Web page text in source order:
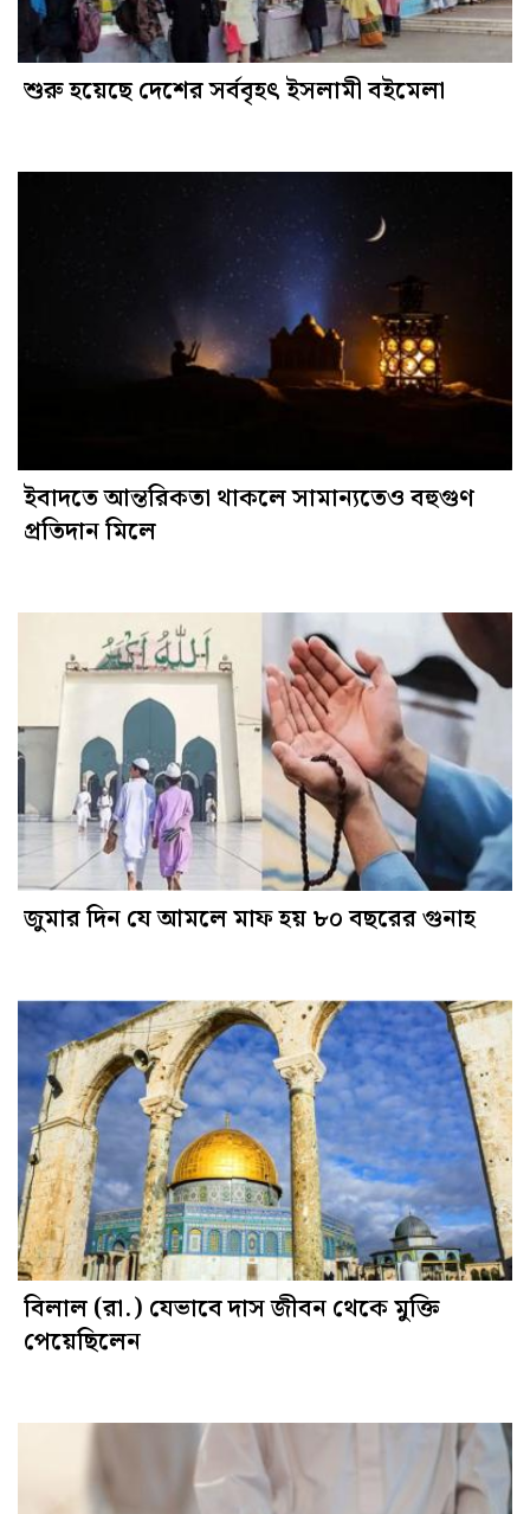
শুরু হয়েছে দেশের সর্ববৃহৎ ইসলামী বইমেলা
ইবাদতে আন্তরিকতা থাকলে সামান্যতেও বহুগুণ
প্রতিদান মিলে
জুমার দিন যে আমলে মাফ হয় ৮০ বছরের গুনাহ
বিলাল (রা.) যেভাবে দাস জীবন থেকে মুক্তি
পেয়েছিলেন